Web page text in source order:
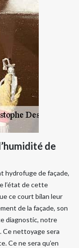
de
hydrofuge de façade,
l’état de cette
ce court bilan leur
de la façade, son
diagnostic, notre
Ce nettoyage sera
Ce ne sera qu’en